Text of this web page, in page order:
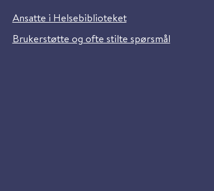
Ansatte i Helsebiblioteket
Brukerstøtte og ofte stilte spørsmål